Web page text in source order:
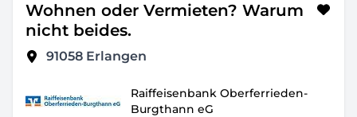
Wohnen oder Vermieten? Warum
nicht beides.
91058 Erlangen
Raiffeisenbank Oberferrieden-
Burgthann eG